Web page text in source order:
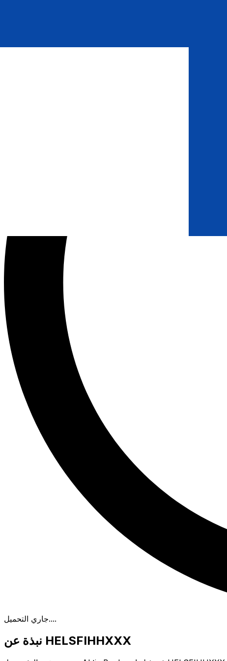
جاري التحميل....
نبذة عن HELSFIHHXXX